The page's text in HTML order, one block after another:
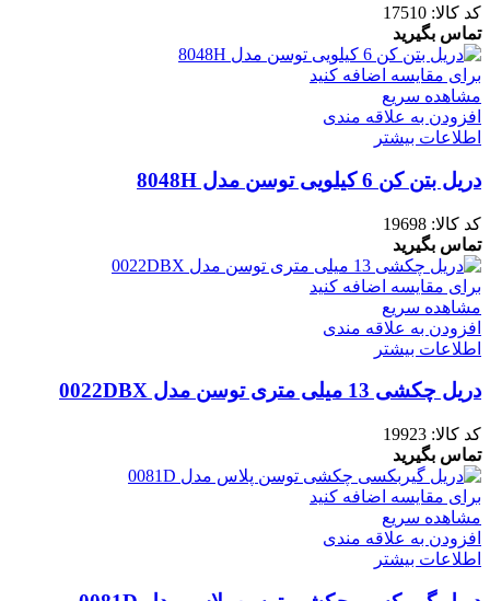
کد کالا: 17510
تماس بگیرید
برای مقایسه اضافه کنید
مشاهده سریع
افزودن به علاقه مندی
اطلاعات بیشتر
دریل بتن کن 6 کیلویی توسن مدل 8048H
کد کالا: 19698
تماس بگیرید
برای مقایسه اضافه کنید
مشاهده سریع
افزودن به علاقه مندی
اطلاعات بیشتر
دریل چکشی 13 میلی متری توسن مدل 0022DBX
کد کالا: 19923
تماس بگیرید
برای مقایسه اضافه کنید
مشاهده سریع
افزودن به علاقه مندی
اطلاعات بیشتر